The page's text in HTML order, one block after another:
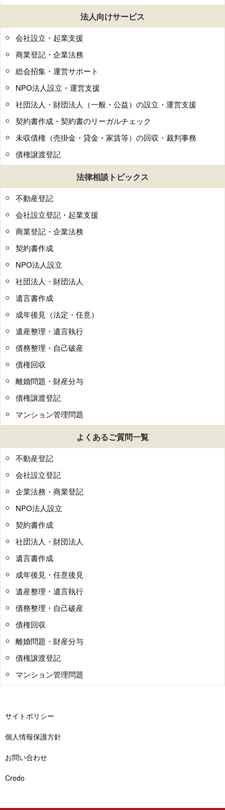
法人向けサービス
会社設立・起業支援
商業登記・企業法務
総会招集・運営サポート
NPO法人設立・運営支援
社団法人・財団法人（一般・公益）の設立・運営支援
契約書作成・契約書のリーガルチェック
未収債権（売掛金・貸金・家賃等）の回収・裁判事務
債権譲渡登記
法律相談トピックス
不動産登記
会社設立登記・起業支援
商業登記・企業法務
契約書作成
NPO法人設立
社団法人・財団法人
遺言書作成
成年後見（法定・任意）
遺産整理・遺言執行
債務整理・自己破産
債権回収
離婚問題・財産分与
債権譲渡登記
マンション管理問題
よくあるご質問一覧
不動産登記
会社設立登記
企業法務・商業登記
NPO法人設立
契約書作成
社団法人・財団法人
遺言書作成
成年後見・任意後見
遺産整理・遺言執行
債務整理・自己破産
債権回収
離婚問題・財産分与
債権譲渡登記
マンション管理問題
サイトポリシー
個人情報保護方針
お問い合わせ
Credo